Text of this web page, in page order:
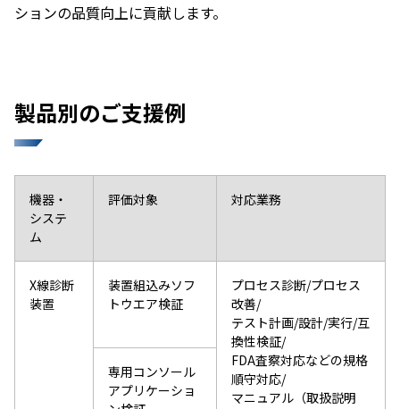
ションの品質向上に貢献します。​
製品別のご支援例
機器・
システ
ム
評価対象 対応業務
X線診断
装置
装置組込みソフ
トウエア検証
プロセス診断/プロセス
改善/
テスト計画/設計/実行/互
換性検証/
FDA査察対応などの規格
順守対応/
マニュアル（取扱説明
専用コンソール
アプリケーショ